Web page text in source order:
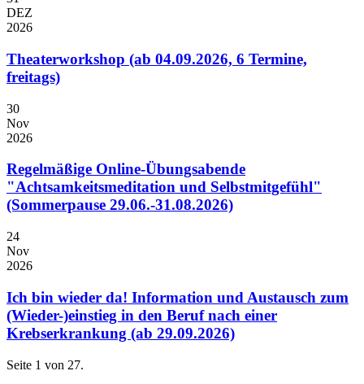
DEZ
2026
Theaterworkshop (ab 04.09.2026, 6 Termine,
freitags)
30
Nov
2026
Regelmäßige Online-Übungsabende
"Achtsamkeitsmeditation und Selbstmitgefühl"
(Sommerpause 29.06.-31.08.2026)
24
Nov
2026
Ich bin wieder da! Information und Austausch zum
(Wieder-)einstieg in den Beruf nach einer
Krebserkrankung (ab 29.09.2026)
Seite 1 von 27.